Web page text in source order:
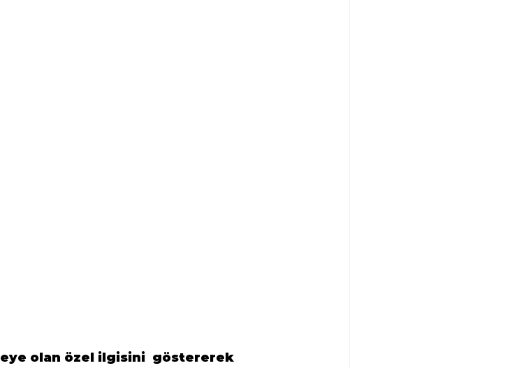
olan özel ilgisini  göstererek